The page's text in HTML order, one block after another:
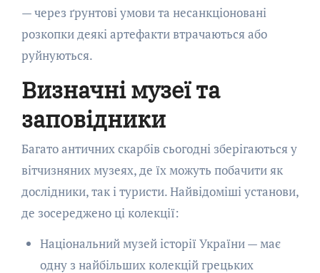
— через ґрунтові умови та несанкціоновані
розкопки деякі артефакти втрачаються або
руйнуються.
Визначні музеї та
заповідники
Багато античних скарбів сьогодні зберігаються у
вітчизняних музеях, де їх можуть побачити як
дослідники, так і туристи. Найвідоміші установи,
де зосереджено ці колекції:
Національний музей історії України — має
одну з найбільших колекцій грецьких